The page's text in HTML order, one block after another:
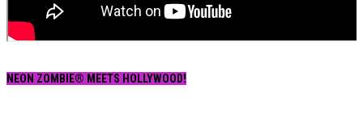
NEON ZOMBIE® MEETS HOLLYWOOD!